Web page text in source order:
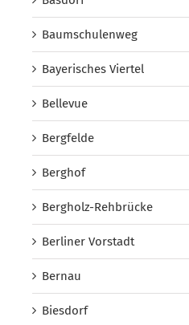
Baumschulenweg
Bayerisches Viertel
Bellevue
Bergfelde
Berghof
Bergholz-Rehbrücke
Berliner Vorstadt
Bernau
Biesdorf